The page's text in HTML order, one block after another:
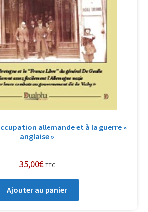
allemande et à la guerre «
anglaise »
35,00€ TTC
Ajouter au panier